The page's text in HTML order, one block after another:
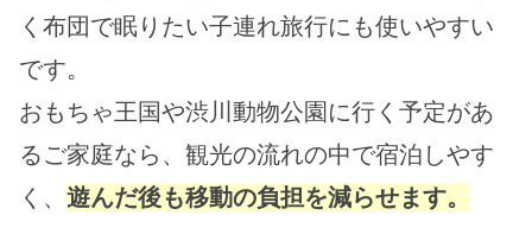
く布団で眠りたい子連れ旅行にも使いやすい
です。
おもちゃ王国や渋川動物公園に行く予定があ
るご家庭なら、観光の流れの中で宿泊しやす
く、 遊んだ後も移動の負担を減らせます。